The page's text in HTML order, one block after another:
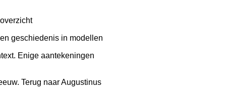
geschiedenis in modellen
Enige aantekeningen
Terug naar Augustinus